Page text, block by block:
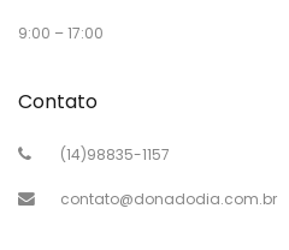
9:00 – 17:00
Contato
(14)98835-1157
contato@donadodia.com.br